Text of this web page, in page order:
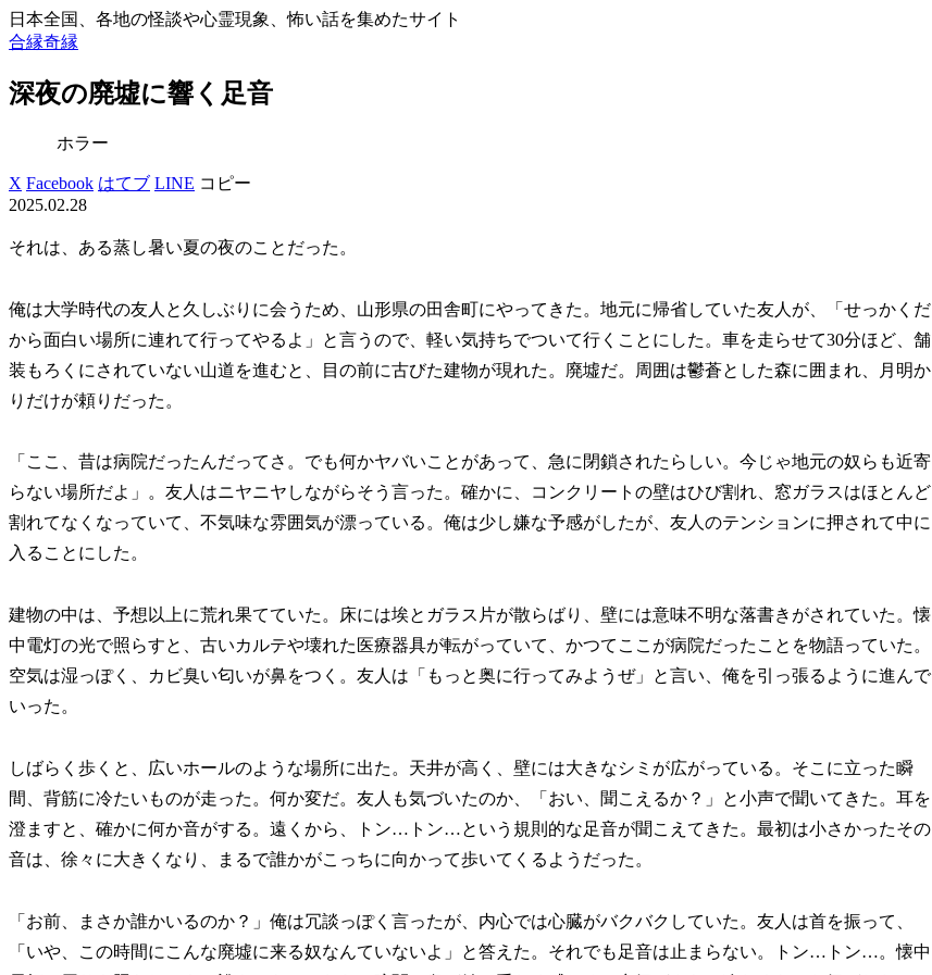
日本全国、各地の怪談や心霊現象、怖い話を集めたサイト
合縁奇縁
深夜の廃墟に響く足音
ホラー
X Facebook はてブ LINE コピー
2025.02.28
それは、ある蒸し暑い夏の夜のことだった。
俺は大学時代の友人と久しぶりに会うため、山形県の田舎町にやってきた。地元に帰省していた友人が、「せっかくだ
から面白い場所に連れて行ってやるよ」と言うので、軽い気持ちでついて行くことにした。車を走らせて30分ほど、舗
装もろくにされていない山道を進むと、目の前に古びた建物が現れた。廃墟だ。周囲は鬱蒼とした森に囲まれ、月明か
りだけが頼りだった。
「ここ、昔は病院だったんだってさ。でも何かヤバいことがあって、急に閉鎖されたらしい。今じゃ地元の奴らも近寄
らない場所だよ」。友人はニヤニヤしながらそう言った。確かに、コンクリートの壁はひび割れ、窓ガラスはほとんど
割れてなくなっていて、不気味な雰囲気が漂っている。俺は少し嫌な予感がしたが、友人のテンションに押されて中に
入ることにした。
建物の中は、予想以上に荒れ果てていた。床には埃とガラス片が散らばり、壁には意味不明な落書きがされていた。懐
中電灯の光で照らすと、古いカルテや壊れた医療器具が転がっていて、かつてここが病院だったことを物語っていた。
空気は湿っぽく、カビ臭い匂いが鼻をつく。友人は「もっと奥に行ってみようぜ」と言い、俺を引っ張るように進んで
いった。
しばらく歩くと、広いホールのような場所に出た。天井が高く、壁には大きなシミが広がっている。そこに立った瞬
間、背筋に冷たいものが走った。何か変だ。友人も気づいたのか、「おい、聞こえるか？」と小声で聞いてきた。耳を
澄ますと、確かに何か音がする。遠くから、トン…トン…という規則的な足音が聞こえてきた。最初は小さかったその
音は、徐々に大きくなり、まるで誰かがこっちに向かって歩いてくるようだった。
「お前、まさか誰かいるのか？」俺は冗談っぽく言ったが、内心では心臓がバクバクしていた。友人は首を振って、
「いや、この時間にこんな廃墟に来る奴なんていないよ」と答えた。それでも足音は止まらない。トン…トン…。懐中